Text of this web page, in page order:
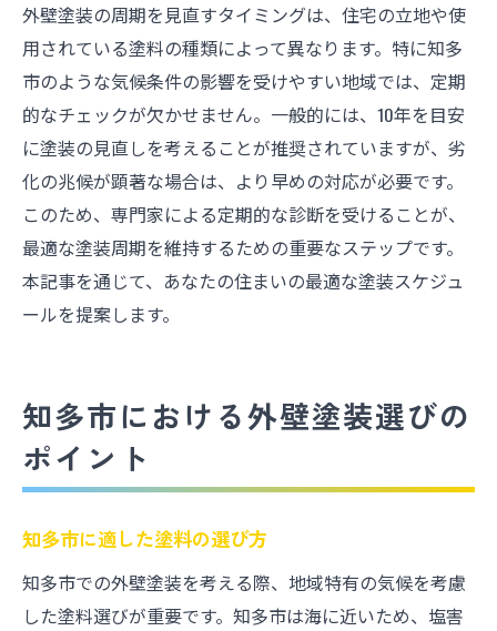
外壁塗装の周期を見直すタイミングは、住宅の立地や使
用されている塗料の種類によって異なります。特に知多
市のような気候条件の影響を受けやすい地域では、定期
的なチェックが欠かせません。一般的には、10年を目安
に塗装の見直しを考えることが推奨されていますが、劣
化の兆候が顕著な場合は、より早めの対応が必要です。
このため、専門家による定期的な診断を受けることが、
最適な塗装周期を維持するための重要なステップです。
本記事を通じて、あなたの住まいの最適な塗装スケジュ
ールを提案します。
知多市における外壁塗装選びの
ポイント
知多市に適した塗料の選び方
知多市での外壁塗装を考える際、地域特有の気候を考慮
した塗料選びが重要です。知多市は海に近いため、塩害